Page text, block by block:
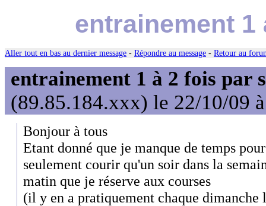
entrainement 1
Aller tout en bas au dernier message - Répondre au message - Retour au
entrainement 1 à 2 fois par
(89.85.184.xxx) le 22/10/09
Bonjour à tous
Etant donné que je manque de temps
seulement courir qu'un soir dans la
matin que je réserve aux courses
(il y en a pratiquement chaque dimanche